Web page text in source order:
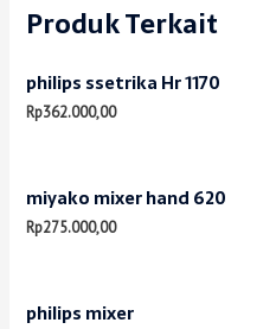
Produk Terkait
philips ssetrika Hr 1170
Rp362.000,00
miyako mixer hand 620
Rp275.000,00
philips mixer